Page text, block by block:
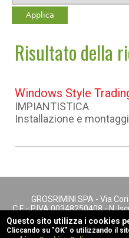
Risultato della
Windows Style
IMPIANTISTICA
Installazione e
GROSRIMINI SPA - Via
C.F. - P.IVA 00348250408 - N.
- REA
Questo sito utilizza i cookies
Cliccando su "OK" o utilizzando il